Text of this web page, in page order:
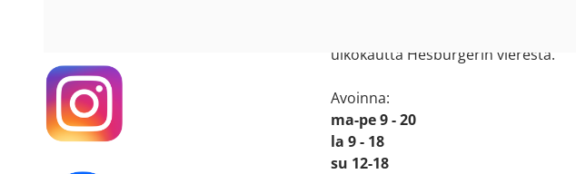
ulkokautta Hesburgerin vierestä.
Avoinna:
ma-pe 9 - 20
la 9 - 18
su 12-18